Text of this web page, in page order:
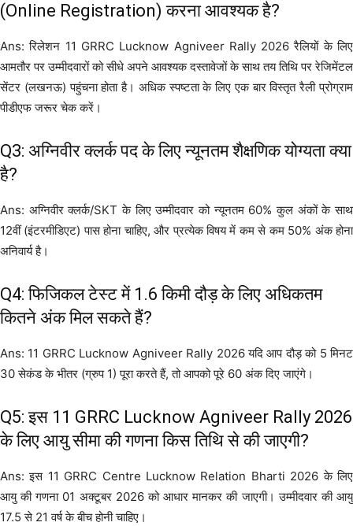
(Online Registration) करना आवश्यक है?
Ans: रिलेशन 11 GRRC Lucknow Agniveer Rally 2026 रैलियों के लिए
आमतौर पर उम्मीदवारों को सीधे अपने आवश्यक दस्तावेजों के साथ तय तिथि पर रेजिमेंटल
सेंटर (लखनऊ) पहुंचना होता है। अधिक स्पष्टता के लिए एक बार विस्तृत रैली प्रोग्राम
पीडीएफ जरूर चेक करें।
Q3: अग्निवीर क्लर्क पद के लिए न्यूनतम शैक्षणिक योग्यता क्या
है?
Ans: अग्निवीर क्लर्क/SKT के लिए उम्मीदवार को न्यूनतम 60% कुल अंकों के साथ
12वीं (इंटरमीडिएट) पास होना चाहिए, और प्रत्येक विषय में कम से कम 50% अंक होना
अनिवार्य है।
Q4: फिजिकल टेस्ट में 1.6 किमी दौड़ के लिए अधिकतम
कितने अंक मिल सकते हैं?
Ans: 11 GRRC Lucknow Agniveer Rally 2026 यदि आप दौड़ को 5 मिनट
30 सेकंड के भीतर (ग्रुप 1) पूरा करते हैं, तो आपको पूरे 60 अंक दिए जाएंगे।
Q5: इस 11 GRRC Lucknow Agniveer Rally 2026
के लिए आयु सीमा की गणना किस तिथि से की जाएगी?
Ans: इस 11 GRRC Centre Lucknow Relation Bharti 2026 के लिए
आयु की गणना 01 अक्टूबर 2026 को आधार मानकर की जाएगी। उम्मीदवार की आयु
17.5 से 21 वर्ष के बीच होनी चाहिए।